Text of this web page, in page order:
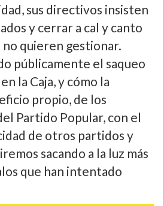
sus directivos insisten
y cerrar a cal y canto
no quieren gestionar.
públicamente el saqueo
la Caja, y cómo la
propio, de los
Partido Popular, con el
de otros partidos y
sacando a la luz más
que han intentado